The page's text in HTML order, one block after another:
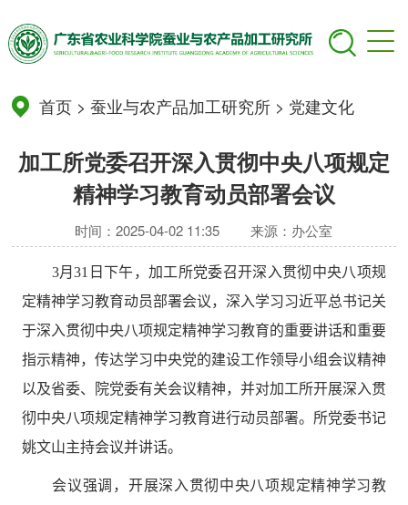
首页 >蚕业与农产品加工研究所 > 党建文化
加工所党委召开深入贯彻中央八项规定
精神学习教育动员部署会议
时间：2025-04-02 11:35 来源：办公室
3月31 日 下午， 加工所党委召开深入贯彻中央八项规
定精神学习教育动员部署会议，深入学习习近平总书记关
于深入贯彻中央八项规定精神学习教育的重要讲话和重要
指示精神，传达学习中央党的建设工作领导小组会议精神
以及省委、院党委有关会议精神，并对加工所开展深入贯
彻中央八项规定精神学习教育进行动员部署。所党委书记
姚文山主持会议并讲话。
会议强调，开展深入贯彻中央八项规定精神学习教